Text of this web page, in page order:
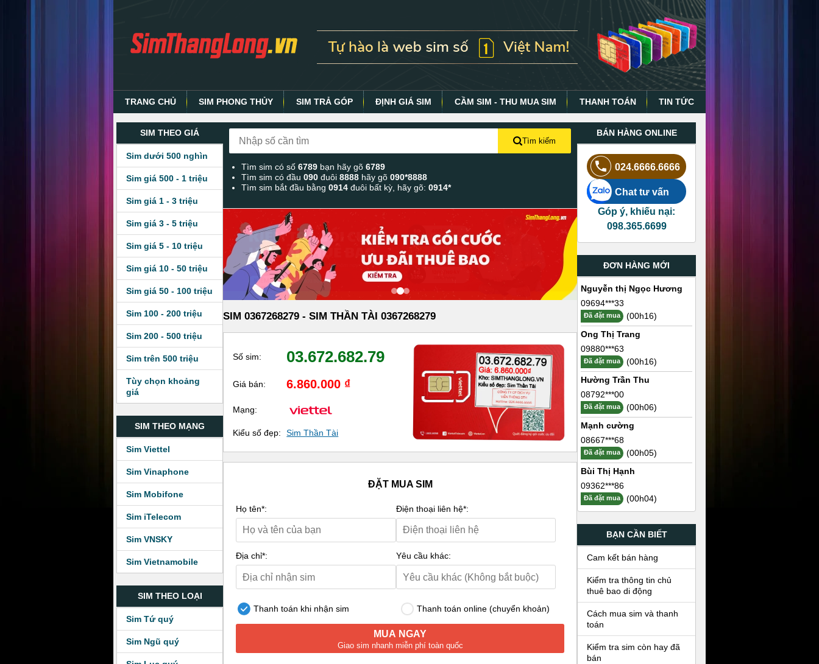
TRANG CHỦ SIM PHONG THỦY SIM TRẢ GÓP ĐỊNH GIÁ SIM CẦM SIM - THU MUA SIM THANH TOÁN TIN TỨC
SIM THEO GIÁ
Sim dưới 500 nghìn
Sim giá 500 - 1 triệu
Sim giá 1 - 3 triệu
Sim giá 3 - 5 triệu
Sim giá 5 - 10 triệu
Sim giá 10 - 50 triệu
Sim giá 50 - 100 triệu
Sim 100 - 200 triệu
Sim 200 - 500 triệu
Sim trên 500 triệu
Tùy chọn khoảng
giá
SIM THEO MẠNG
Sim Viettel
Sim Vinaphone
Sim Mobifone
Sim iTelecom
Sim VNSKY
Sim Vietnamobile
SIM THEO LOẠI
Sim Tứ quý
Sim Ngũ quý
Tìm kiếm
Tìm sim có số6789 bạn hãy gõ6789
Tìm sim có đầu090đuôi8888 hãy gõ090*8888
Tìm sim bắt đầu bằng0914 đuôi bất kỳ, hãy gõ:0914*
SIM 0367268279 - SIM THẦN TÀI 0367268279
Số sim: 03.672.682.79
Giá bán: 6.860.000 ₫
Mạng:
Kiểu số đẹp: Sim Thần Tài
ĐẶT MUA SIM
Họ tên*: Điện thoại liên hệ*:
Địa chỉ*: Yêu cầu khác:
Thanh toán khi nhận sim Thanh toán online (chuyển khoản)
MUA NGAY
Giao sim nhanh miễn phí toàn quốc
BÁN HÀNG ONLINE
024.6666.6666
Chat tư vấn
Góp ý, khiếu nại:
098.365.6699
ĐƠN HÀNG MỚI
Nguyễn thị Ngọc Hương
09694***33
Đã đặt mua
(00h16)
Ong Thị Trang
09880***63
Đã đặt mua
(00h16)
Hường Trần Thu
08792***00
Đã đặt mua
(00h06)
Mạnh cường
08667***68
Đã đặt mua
(00h05)
Bùi Thị Hạnh
09362***86
Đã đặt mua (00h04)
BẠN CẦN BIẾT
Cam kết bán hàng
Kiểm tra thông tin chủ
thuê bao di động
Cách mua sim và thanh
toán
Kiểm tra sim còn hay đã
bán